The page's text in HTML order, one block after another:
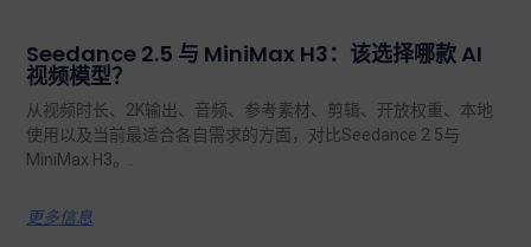
Seedance 2.5 与 MiniMax H3：该选择哪款 AI
视频模型？
从视频时长、2K输出、音频、参考素材、剪辑、开放权重、本地
使用以及当前最适合各自需求的方面，对比Seedance 2.5与
MiniMax H3。.
更多信息